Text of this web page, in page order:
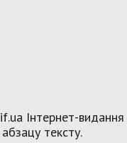
Інтернет-
тексту.